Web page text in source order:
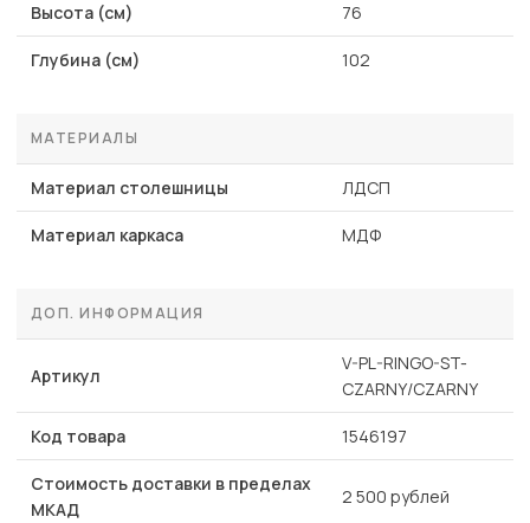
Высота (см) 76
Глубина (см) 102
МАТЕРИАЛЫ
Материал столешницы ЛДСП
Материал каркаса МДФ
ДОП. ИНФОРМАЦИЯ
Артикул
V-PL-RINGO-ST-
CZARNY/CZARNY
Код товара 1546197
Стоимость доставки в пределах
МКАД
2 500 рублей